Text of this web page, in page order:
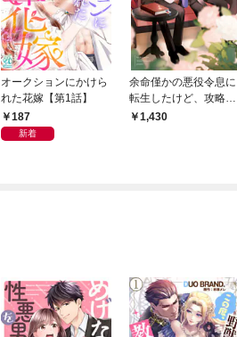
オークションにかけら
れた花嫁【第1話】
187
新着
余命僅かの悪役令息に
転生したけど、攻略対
象者達が何やら離して
1,430